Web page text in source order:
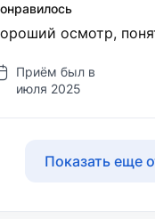
осмотр,
Приём был в
июля 2025
Показать еще